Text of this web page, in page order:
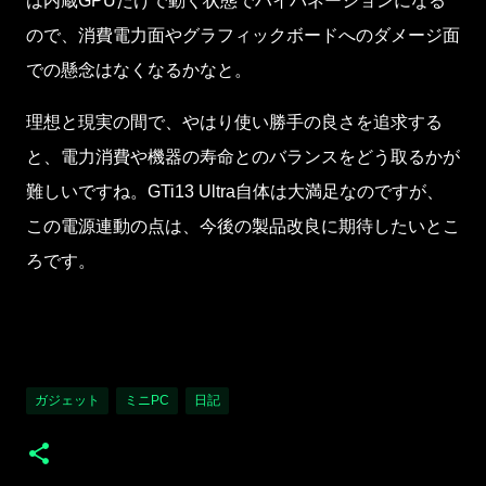
ので、消費電力面やグラフィックボードへのダメージ面
での懸念はなくなるかなと。
理想と現実の間で、やはり使い勝手の良さを追求する
と、電力消費や機器の寿命とのバランスをどう取るかが
難しいですね。GTi13 Ultra自体は大満足なのですが、
この電源連動の点は、今後の製品改良に期待したいとこ
ろです。
ガジェット ミニPC 日記